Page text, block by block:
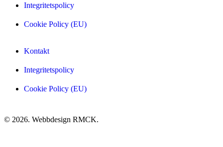
Integritetspolicy
Cookie Policy (EU)
Kontakt
Integritetspolicy
Cookie Policy (EU)
© 2026. Webbdesign RMCK.